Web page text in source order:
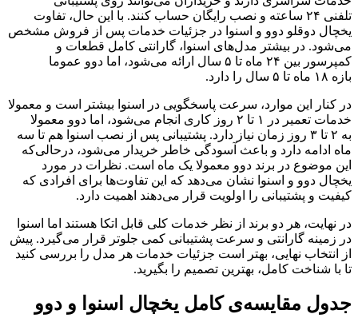
تلفنی ۲۴ ساعته و نصب رایگان حساب کنند. با این حال، تفاوت
یخچال دوقلو دوو و اسنوا در جزئیات خدمات پس از فروش مشخص
می‌شود. در بیشتر مدل‌های اسنوا، گارانتی کامل قطعات و
کمپرسور بین ۲۴ ماه تا ۵ سال ارائه می‌شود، اما دوو عموما
بازه ۱۸ ماه تا ۵ سال را دارد.
در کنار این موارد، سرعت پاسخگویی در اسنوا بیشتر است و معمولا
خدمات تعمیر در ۱ تا ۲ روز کاری انجام می‌شود، اما دوو معمولا
به ۲ تا ۳ روز زمان نیاز دارد. پشتیبانی پس از نصب اسنوا هم تا سه
ماه ادامه دارد و باعث آسودگی خاطر خریدار می‌شود، درحالی‌که
این موضوع در برند دوو معمولا یک ماه است. نظرات در مورد
یخچال دوو و اسنوا نشان می‌دهد که این تفاوت‌ها برای افرادی که
کیفیت و پشتیبانی را اولویت قرار می‌دهند اهمیت دارد.
در نهایت، هر دو برند از نظر خدمات کلی قابل اتکا هستند اما اسنوا
در زمینه گارانتی و سرعت پشتیبانی کمی جلوتر قرار می‌گیرد. پیش
از انتخاب نهایی، بهتر است جزئیات خدمات هر مدل را بررسی کنید
تا با شناخت کامل، بهترین تصمیم را بگیرید.
جدول مقایسه‌ی کامل یخچال اسنوا و دوو